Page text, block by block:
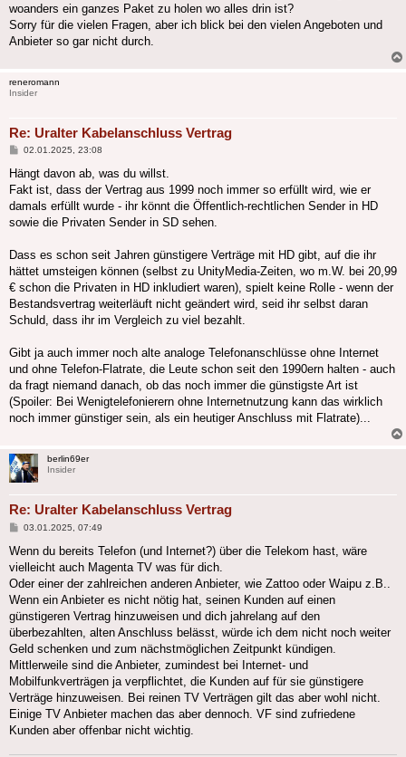
woanders ein ganzes Paket zu holen wo alles drin ist?
Sorry für die vielen Fragen, aber ich blick bei den vielen Angeboten und
Anbieter so gar nicht durch.
reneromann
Insider
Re: Uralter Kabelanschluss Vertrag
Beitrag
02.01.2025, 23:08
Hängt davon ab, was du willst.
Fakt ist, dass der Vertrag aus 1999 noch immer so erfüllt wird, wie er
damals erfüllt wurde - ihr könnt die Öffentlich-rechtlichen Sender in HD
sowie die Privaten Sender in SD sehen.
Dass es schon seit Jahren günstigere Verträge mit HD gibt, auf die ihr
hättet umsteigen können (selbst zu UnityMedia-Zeiten, wo m.W. bei 20,99
€ schon die Privaten in HD inkludiert waren), spielt keine Rolle - wenn der
Bestandsvertrag weiterläuft nicht geändert wird, seid ihr selbst daran
Schuld, dass ihr im Vergleich zu viel bezahlt.
Gibt ja auch immer noch alte analoge Telefonanschlüsse ohne Internet
und ohne Telefon-Flatrate, die Leute schon seit den 1990ern halten - auch
da fragt niemand danach, ob das noch immer die günstigste Art ist
(Spoiler: Bei Wenigtelefonierern ohne Internetnutzung kann das wirklich
noch immer günstiger sein, als ein heutiger Anschluss mit Flatrate)...
berlin69er
Insider
Re: Uralter Kabelanschluss Vertrag
Beitrag
03.01.2025, 07:49
Wenn du bereits Telefon (und Internet?) über die Telekom hast, wäre
vielleicht auch Magenta TV was für dich.
Oder einer der zahlreichen anderen Anbieter, wie Zattoo oder Waipu z.B..
Wenn ein Anbieter es nicht nötig hat, seinen Kunden auf einen
günstigeren Vertrag hinzuweisen und dich jahrelang auf den
überbezahlten, alten Anschluss belässt, würde ich dem nicht noch weiter
Geld schenken und zum nächstmöglichen Zeitpunkt kündigen.
Mittlerweile sind die Anbieter, zumindest bei Internet- und
Mobilfunkverträgen ja verpflichtet, die Kunden auf für sie günstigere
Verträge hinzuweisen. Bei reinen TV Verträgen gilt das aber wohl nicht.
Einige TV Anbieter machen das aber dennoch. VF sind zufriedene
Kunden aber offenbar nicht wichtig.